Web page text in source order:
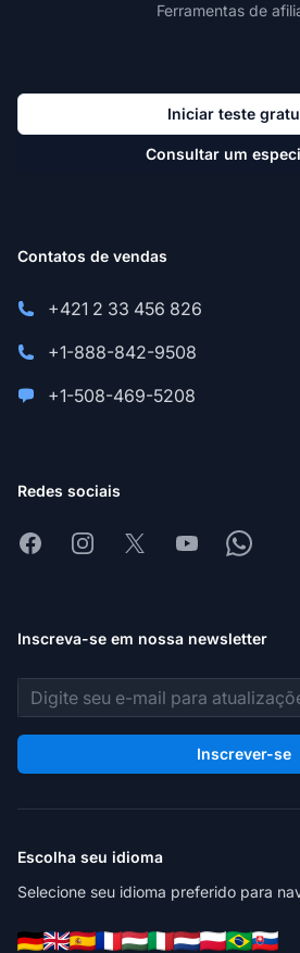
Ferramentas de
Iniciar teste
Consultar um
Contatos de vendas
+421 2 33 456 826
+1-888-842-9508
+1-508-469-5208
Redes sociais
FacebookInstagram
X YoutubeWhatsapp
Inscreva-se em nossa newsletter
Endereço de e-mail
Inscrever-se
Escolha seu idioma
Selecione seu idioma preferido para